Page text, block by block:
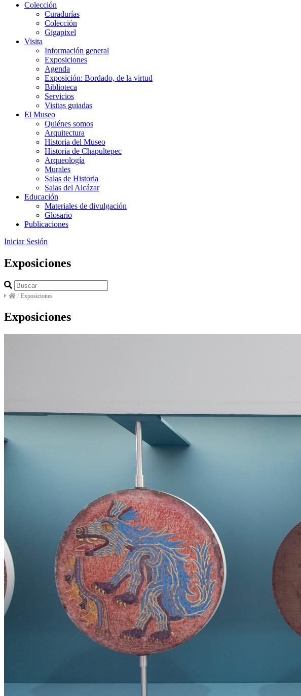
Colección
Curadurías
Colección
Gigapixel
Visita
Información general
Exposiciones
Agenda
Exposición: Bordado, de la virtud
Biblioteca
Servicios
Visitas guiadas
El Museo
Quiénes somos
Arquitectura
Historia del Museo
Historia de Chapultepec
Arqueología
Murales
Salas de Historia
Salas del Alcázar
Educación
Materiales de divulgación
Glosario
Publicaciones
Iniciar Sesión
Exposiciones
/ Exposiciones
Exposiciones